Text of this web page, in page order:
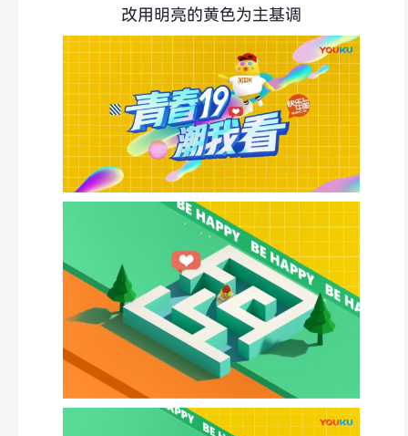
改用明亮的黄色为主基调